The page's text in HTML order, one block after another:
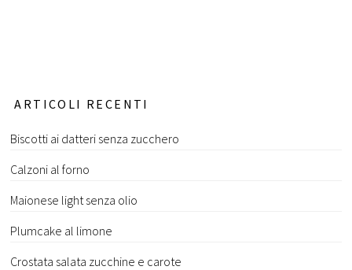
ARTICOLI RECENTI
Biscotti ai datteri senza zucchero
Calzoni al forno
Maionese light senza olio
Plumcake al limone
Crostata salata zucchine e carote